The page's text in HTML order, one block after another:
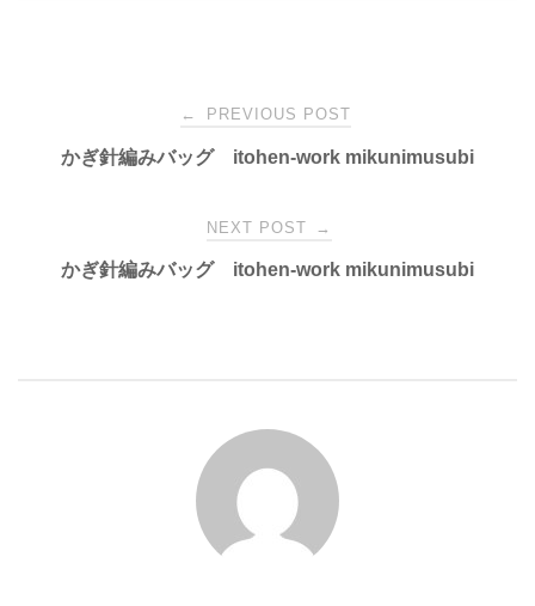
navigation
← PREVIOUS POST
かぎ針編みバッグ itohen-work mikunimusubi
NEXT POST →
かぎ針編みバッグ itohen-work mikunimusubi